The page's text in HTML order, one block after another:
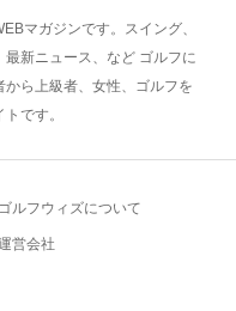
マガジンです。スイング、
新ニュース、など ゴルフに
ら上級者、女性、ゴルフを
です。
ゴルフウィズについて
営会社